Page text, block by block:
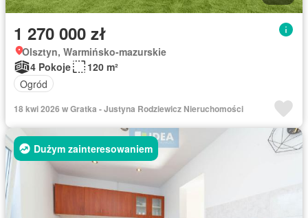
1 270 000 zł
Olsztyn, Warmińsko-mazurskie
4 Pokoje
120 m²
Ogród
18 kwi 2026 w Gratka - Justyna Rodziewicz Nieruchomości
Dużym zainteresowaniem